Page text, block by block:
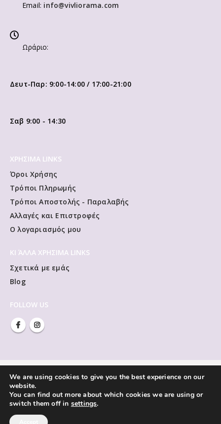
Email: info@vivliorama.com
Ωράριο:
Δευτ-Παρ: 9:00-14:00 / 17:00-21:00
Σαβ 9:00 - 14:30
ΧΡΗΣΙΜΑ LINKS
Όροι Χρήσης
Τρόποι Πληρωμής
Τρόποι Αποστολής - Παραλαβής
Αλλαγές και Επιστροφές
Ο λογαριασμός μου
ΚΙ ΆΛΛΑ ΧΡΗΣΙΜΑ LINKS
Σχετικά με εμάς
Blog
FOLLOW US
We are using cookies to give you the best experience on our
website.
You can find out more about which cookies we are using or
switch them off in settings.